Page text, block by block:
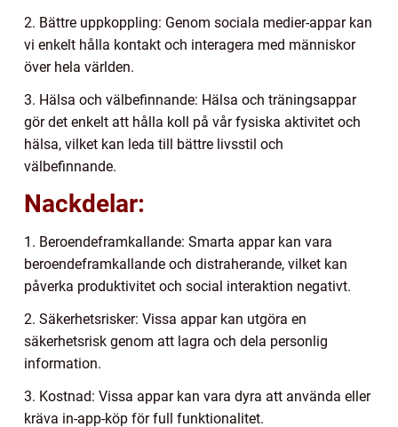
2. Bättre uppkoppling: Genom sociala medier-appar kan
vi enkelt hålla kontakt och interagera med människor
över hela världen.
3. Hälsa och välbefinnande: Hälsa och träningsappar
gör det enkelt att hålla koll på vår fysiska aktivitet och
hälsa, vilket kan leda till bättre livsstil och
välbefinnande.
Nackdelar:
1. Beroendeframkallande: Smarta appar kan vara
beroendeframkallande och distraherande, vilket kan
påverka produktivitet och social interaktion negativt.
2. Säkerhetsrisker: Vissa appar kan utgöra en
säkerhetsrisk genom att lagra och dela personlig
information.
3. Kostnad: Vissa appar kan vara dyra att använda eller
kräva in-app-köp för full funktionalitet.